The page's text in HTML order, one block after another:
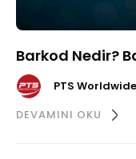
Barkod Nedir?
PTS
DEVAMINI OKU